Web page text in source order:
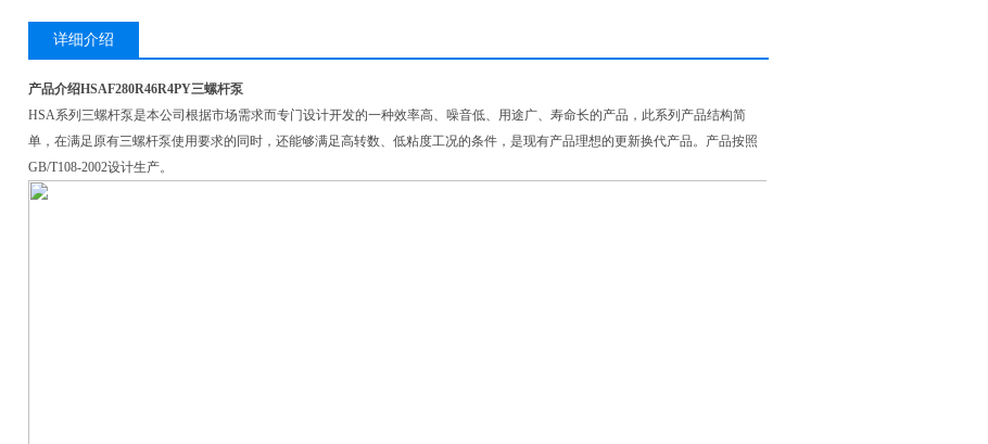
详细介绍
产品介绍HSAF280R46R4PY三螺杆泵
HSA系列三螺杆泵是本公司根据市场需求而专门设计开发的一种效率高、噪音低、用途广、寿命长的产品，此系列产品结构简
单，在满足原有三螺杆泵使用要求的同时，还能够满足高转数、低粘度工况的条件，是现有产品理想的更新换代产品。产品按照
GB/T108-2002设计生产。